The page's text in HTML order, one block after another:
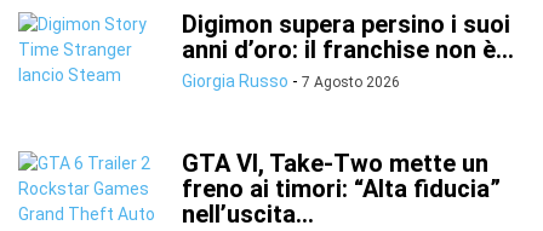
Digimon supera persino i suoi
anni d’oro: il franchise non è...
Giorgia Russo - 7 Agosto 2026
GTA VI, Take-Two mette un
freno ai timori: “Alta fiducia”
nell’uscita...